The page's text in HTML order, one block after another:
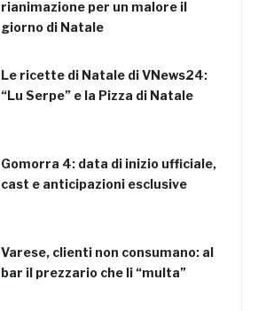
rianimazione per un malore il
giorno di Natale
Le ricette di Natale di VNews24:
“Lu Serpe” e la Pizza di Natale
Gomorra 4: data di inizio ufficiale,
cast e anticipazioni esclusive
Varese, clienti non consumano: al
bar il prezzario che li “multa”